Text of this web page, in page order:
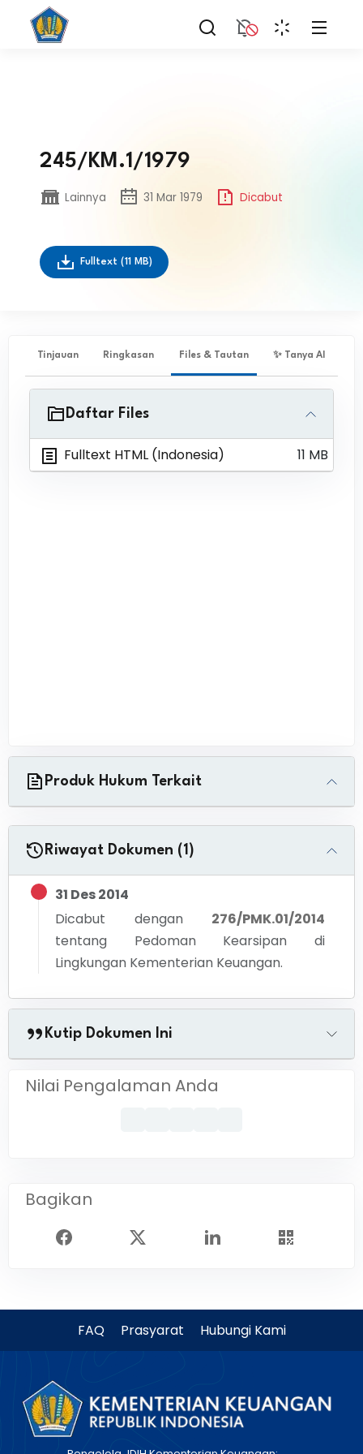
245/KM.1/1979
Lainnya 31 Mar 1979 Dicabut
Fulltext (11 MB)
Tinjauan Ringkasan Files & Tautan ✨ Tanya AI
Daftar Files
Fulltext HTML (Indonesia) 11 MB
Produk Hukum Terkait
Riwayat Dokumen (1)
31 Des 2014
Dicabut dengan
276/PMK.01/2014
tentang Pedoman Kearsipan di
Lingkungan Kementerian Keuangan.
Kutip Dokumen Ini
Nilai Pengalaman Anda
Bagikan
FAQ Prasyarat Hubungi Kami